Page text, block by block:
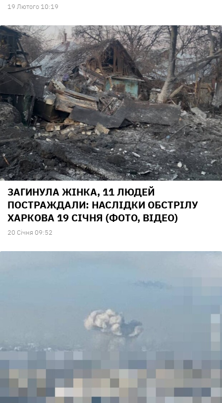
19 Лютого 10:19
ЗАГИНУЛА ЖІНКА, 11 ЛЮДЕЙ
ПОСТРАЖДАЛИ: НАСЛІДКИ ОБСТРІЛУ
ХАРКОВА 19 СІЧНЯ (ФОТО, ВІДЕО)
20 Сiчня 09:52